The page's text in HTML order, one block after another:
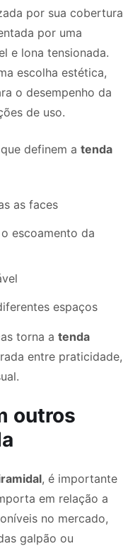
por sua cobertura
por uma
e lona tensionada.
escolha estética,
o desempenho da
de uso.
definem atenda
as faces
escoamento da
espaços
torna atenda
entre praticidade,
outros
, é importante
em relação a
no mercado,
galpão ou